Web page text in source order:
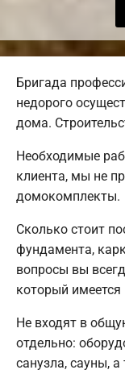
Бригада
недорого
дома.
Необходимые
клиента, мы не
домокомплекты.
Сколько стоит
фундамента,
вопросы вы
который имеется
Не входят в
отдельно:
санузла, сауны,